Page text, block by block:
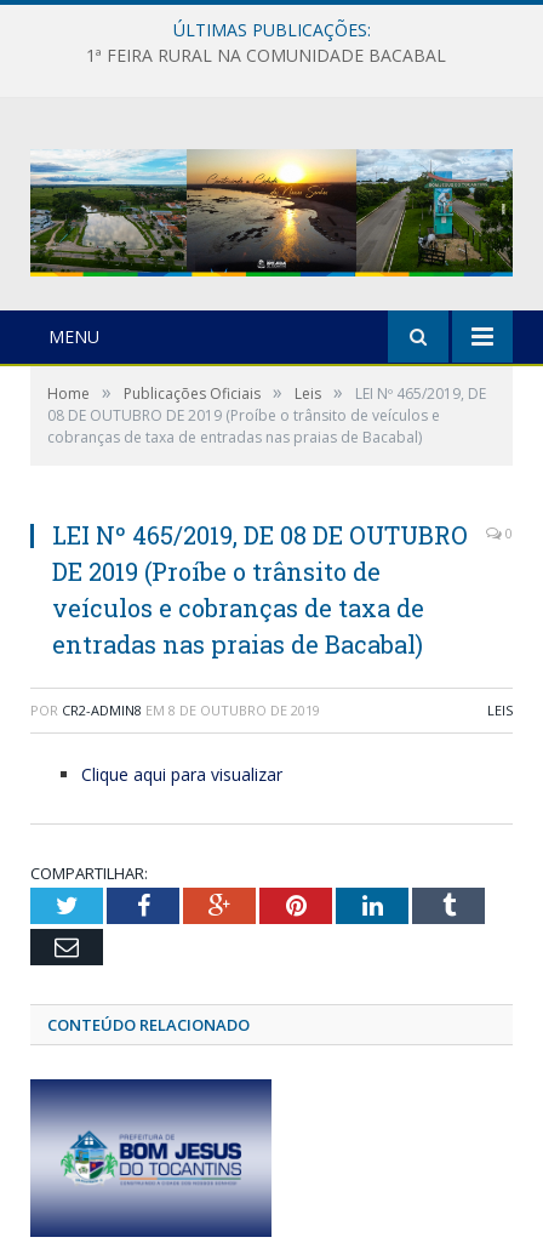
ÚLTIMAS PUBLICAÇÕES:
1ª FEIRA RURAL NA COMUNIDADE BACABAL
MENU
Home » Publicações Oficiais » Leis »
LEI Nº 465/2019, DE
08 DE OUTUBRO DE 2019 (Proíbe o trânsito de veículos e
cobranças de taxa de entradas nas praias de Bacabal)
LEI Nº 465/2019, DE 08 DE OUTUBRO
DE 2019 (Proíbe o trânsito de
veículos e cobranças de taxa de
entradas nas praias de Bacabal)
0
POR CR2-ADMIN8 EM 8 DE OUTUBRO DE 2019 LEIS
Clique aqui para visualizar
COMPARTILHAR:
TwitterFacebookGoogle+PinterestLinkedInTumblr
Email
CONTEÚDO RELACIONADO